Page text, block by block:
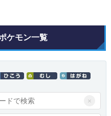
ケモン一覧
×